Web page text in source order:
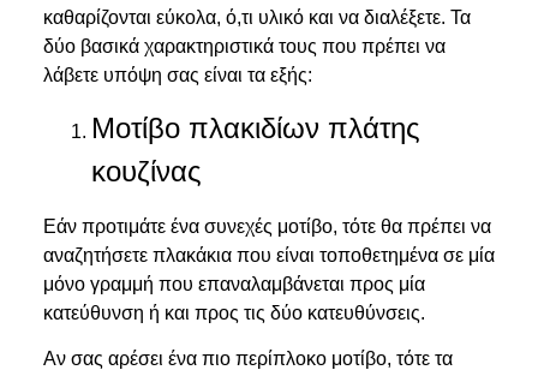
καθαρίζονται εύκολα, ό,τι υλικό και να διαλέξετε. Τα
δύο βασικά χαρακτηριστικά τους που πρέπει να
λάβετε υπόψη σας είναι τα εξής:
Μοτίβο πλακιδίων πλάτης
κουζίνας
Εάν προτιμάτε ένα συνεχές μοτίβο, τότε θα πρέπει να
αναζητήσετε πλακάκια που είναι τοποθετημένα σε μία
μόνο γραμμή που επαναλαμβάνεται προς μία
κατεύθυνση ή και προς τις δύο κατευθύνσεις.
Αν σας αρέσει ένα πιο περίπλοκο μοτίβο, τότε τα